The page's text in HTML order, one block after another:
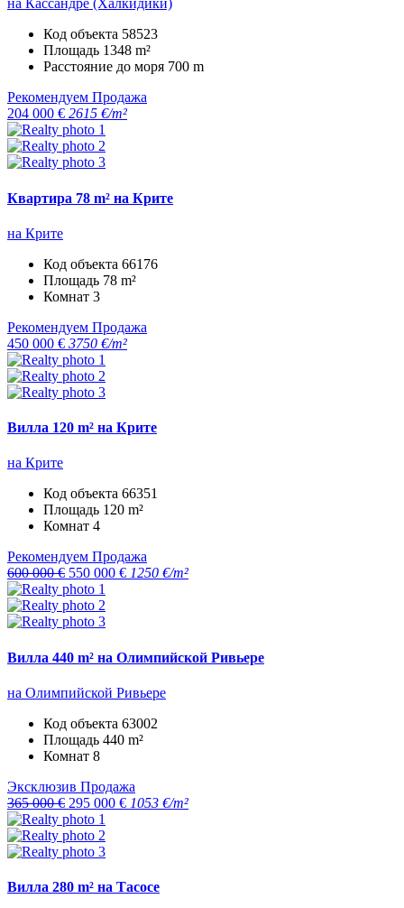
на Кассандре (Халкидики)
Код объекта 58523
Площадь 1348 m²
Расстояние до моря 700 m
Рекомендуем Продажа
204 000 € 2615 €/m²
Квартира 78 m² на Крите
на Крите
Код объекта 66176
Площадь 78 m²
Комнат 3
Рекомендуем Продажа
450 000 € 3750 €/m²
Вилла 120 m² на Крите
на Крите
Код объекта 66351
Площадь 120 m²
Комнат 4
Рекомендуем Продажа
600 000 € 550 000 € 1250 €/m²
Вилла 440 m² на Олимпийской Ривьере
на Олимпийской Ривьере
Код объекта 63002
Площадь 440 m²
Комнат 8
Эксклюзив Продажа
365 000 € 295 000 € 1053 €/m²
Вилла 280 m² на Тасосе